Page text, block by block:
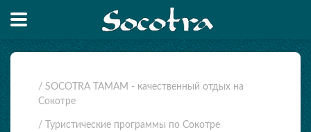
/ SOCOTRA TAMAM - качественный отдых на
Сокотре
/ Туристические программы по Сокотре